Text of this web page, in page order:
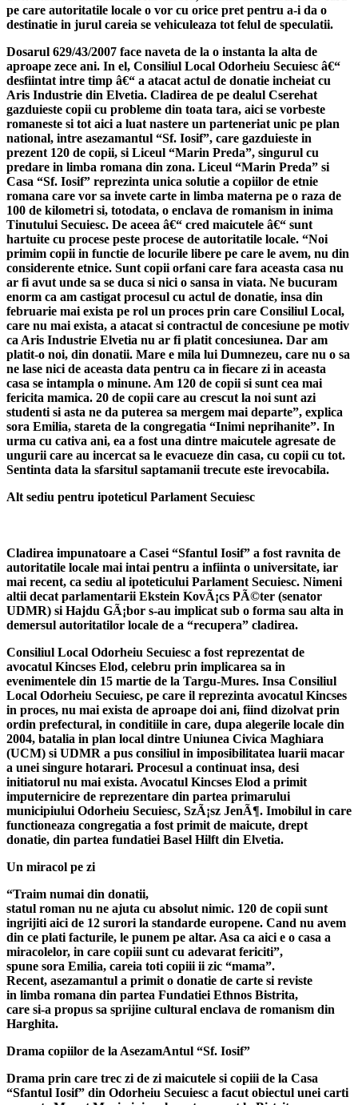
pe care autoritatile locale o vor cu orice pret pentru a-i da o
destinatie in jurul careia se vehiculeaza tot felul de speculatii.
Dosarul 629/43/2007 face naveta de la o instanta la alta de
aproape zece ani. In el, Consiliul Local Odorheiu Secuiesc â€“
desfiintat intre timp â€“ a atacat actul de donatie incheiat cu
Aris Industrie din Elvetia. Cladirea de pe dealul Cserehat
gazduieste copii cu probleme din toata tara, aici se vorbeste
romaneste si tot aici a luat nastere un parteneriat unic pe plan
national, intre asezamantul “Sf. Iosif”, care gazduieste in
prezent 120 de copii, si Liceul “Marin Preda”, singurul cu
predare in limba romana din zona. Liceul “Marin Preda” si
Casa “Sf. Iosif” reprezinta unica solutie a copiilor de etnie
romana care vor sa invete carte in limba materna pe o raza de
100 de kilometri si, totodata, o enclava de romanism in inima
Tinutului Secuiesc. De aceea â€“ cred maicutele â€“ sunt
hartuite cu procese peste procese de autoritatile locale. “Noi
primim copii in functie de locurile libere pe care le avem, nu din
considerente etnice. Sunt copii orfani care fara aceasta casa nu
ar fi avut unde sa se duca si nici o sansa in viata. Ne bucuram
enorm ca am castigat procesul cu actul de donatie, insa din
februarie mai exista pe rol un proces prin care Consiliul Local,
care nu mai exista, a atacat si contractul de concesiune pe motiv
ca Aris Industrie Elvetia nu ar fi platit concesiunea. Dar am
platit-o noi, din donatii. Mare e mila lui Dumnezeu, care nu o sa
ne lase nici de aceasta data pentru ca in fiecare zi in aceasta
casa se intampla o minune. Am 120 de copii si sunt cea mai
fericita mamica. 20 de copii care au crescut la noi sunt azi
studenti si asta ne da puterea sa mergem mai departe”, explica
sora Emilia, stareta de la congregatia “Inimi neprihanite”. In
urma cu cativa ani, ea a fost una dintre maicutele agresate de
ungurii care au incercat sa le evacueze din casa, cu copii cu tot.
Sentinta data la sfarsitul saptamanii trecute este irevocabila.
Alt sediu pentru ipoteticul Parlament Secuiesc
Cladirea impunatoare a Casei “Sfantul Iosif” a fost ravnita de
autoritatile locale mai intai pentru a infiinta o universitate, iar
mai recent, ca sediu al ipoteticului Parlament Secuiesc. Nimeni
altii decat parlamentarii Ekstein KovÃ¡cs PÃ©ter (senator
UDMR) si Hajdu GÃ¡bor s-au implicat sub o forma sau alta in
demersul autoritatilor locale de a “recupera” cladirea.
Consiliul Local Odorheiu Secuiesc a fost reprezentat de
avocatul Kincses Elod, celebru prin implicarea sa in
evenimentele din 15 martie de la Targu-Mures. Insa Consiliul
Local Odorheiu Secuiesc, pe care il reprezinta avocatul Kincses
in proces, nu mai exista de aproape doi ani, fiind dizolvat prin
ordin prefectural, in conditiile in care, dupa alegerile locale din
2004, batalia in plan local dintre Uniunea Civica Maghiara
(UCM) si UDMR a pus consiliul in imposibilitatea luarii macar
a unei singure hotarari. Procesul a continuat insa, desi
initiatorul nu mai exista. Avocatul Kincses Elod a primit
imputernicire de reprezentare din partea primarului
municipiului Odorheiu Secuiesc, SzÃ¡sz JenÃ¶. Imobilul in care
functioneaza congregatia a fost primit de maicute, drept
donatie, din partea fundatiei Basel Hilft din Elvetia.
Un miracol pe zi
“Traim numai din donatii,
statul roman nu ne ajuta cu absolut nimic. 120 de copii sunt
ingrijiti aici de 12 surori la standarde europene. Cand nu avem
din ce plati facturile, le punem pe altar. Asa ca aici e o casa a
miracolelor, in care copiii sunt cu adevarat fericiti”,
spune sora Emilia, careia toti copiii ii zic “mama”.
Recent, asezamantul a primit o donatie de carte si reviste
in limba romana din partea Fundatiei Ethnos Bistrita,
care si-a propus sa sprijine cultural enclava de romanism din
Harghita.
Drama copiilor de la AsezamAntul “Sf. Iosif”
Drama prin care trec zi de zi maicutele si copiii de la Casa
“Sfantul Iosif” din Odorheiu Secuiesc a facut obiectul unei carti